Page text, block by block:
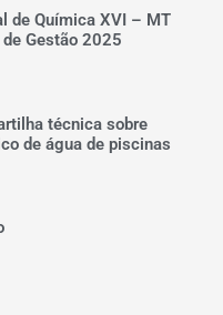
de Química XVI – MT
Gestão 2025
técnica sobre
de água de piscinas